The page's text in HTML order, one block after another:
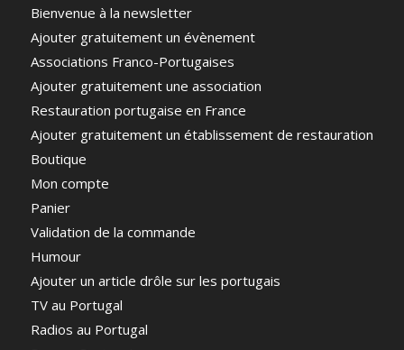
Bienvenue à la newsletter
Ajouter gratuitement un évènement
Associations Franco-Portugaises
Ajouter gratuitement une association
Restauration portugaise en France
Ajouter gratuitement un établissement de restauration
Boutique
Mon compte
Panier
Validation de la commande
Humour
Ajouter un article drôle sur les portugais
TV au Portugal
Radios au Portugal